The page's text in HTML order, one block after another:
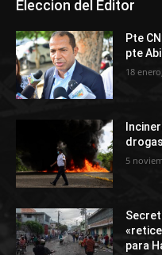
Eleccion del Editor
Pte
pte
18
drogas
5
para